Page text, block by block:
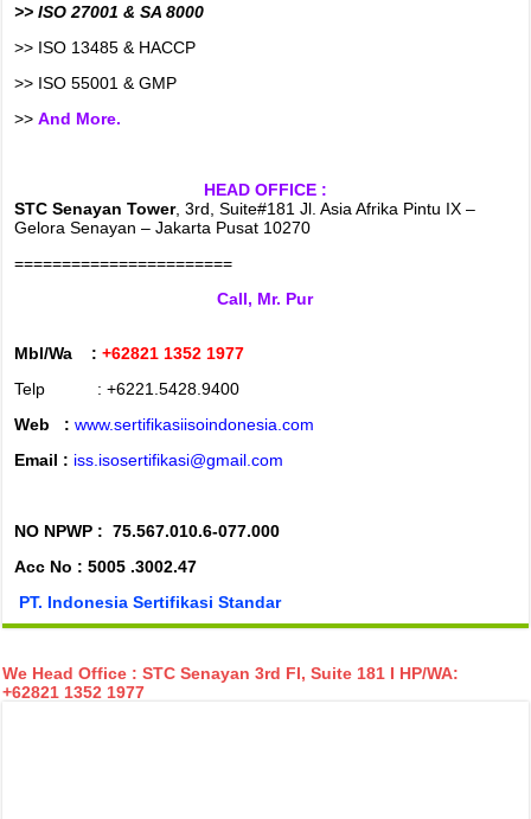
>> ISO 27001 & SA 8000
>> ISO 13485 & HACCP
>> ISO 55001 & GMP
>>And More.
HEAD OFFICE :
STC Senayan Tower, 3rd, Suite#181 Jl. Asia Afrika Pintu IX –
Gelora Senayan – Jakarta Pusat 10270
=======================
Call, Mr. Pur
Mbl/Wa :+62821 1352 1977
Telp : +6221.5428.9400
Web :www.sertifikasiisoindonesia.com
Email : iss.isosertifikasi@gmail.com
NO NPWP : 75.567.010.6-077.000
Acc No : 5005 .3002.47
PT. Indonesia Sertifikasi Standar
We Head Office : STC Senayan 3rd Fl, Suite 181 I HP/WA:
+62821 1352 1977